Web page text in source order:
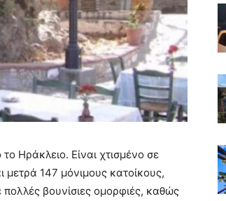
Ηράκλειο. Είναι χτισμένο σε
147 μόνιμους κατοίκους,
βουνίσιες ομορφιές, καθώς